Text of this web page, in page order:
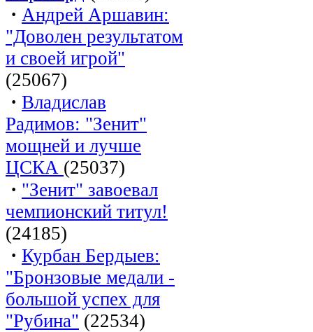
· Андрей Аршавин:
"Доволен результатом
и своей игрой"
(25067)
· Владислав
Радимов: "Зенит"
мощней и лучше
ЦСКА (25037)
· "Зенит" завоевал
чемпионский титул!
(24185)
· Курбан Бердыев:
"Бронзовые медали -
большой успех для
"Рубина" (22534)